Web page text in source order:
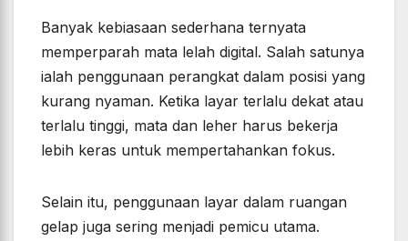
Banyak kebiasaan sederhana ternyata
memperparah mata lelah digital. Salah satunya
ialah penggunaan perangkat dalam posisi yang
kurang nyaman. Ketika layar terlalu dekat atau
terlalu tinggi, mata dan leher harus bekerja
lebih keras untuk mempertahankan fokus.
Selain itu, penggunaan layar dalam ruangan
gelap juga sering menjadi pemicu utama.